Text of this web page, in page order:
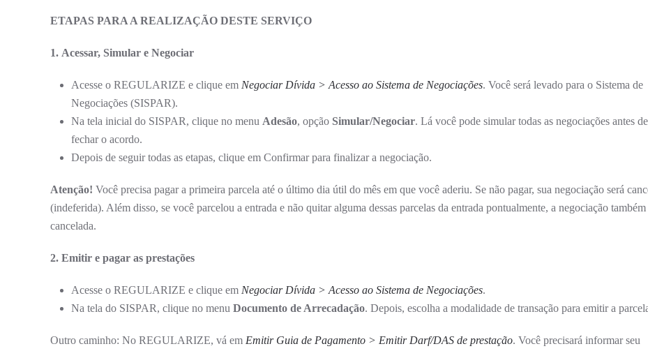
ETAPAS PARA A REALIZAÇÃO DESTE SERVIÇO
1. Acessar, Simular e Negociar
Acesse o REGULARIZE e clique em Negociar Dívida > Acesso ao Sistema de Negociações. Você será levado para o Sistema de
Negociações (SISPAR).
Na tela inicial do SISPAR, clique no menu Adesão, opção Simular/Negociar. Lá você pode simular todas as negociações antes de
fechar o acordo.
Depois de seguir todas as etapas, clique em Confirmar para finalizar a negociação.
Atenção! Você precisa pagar a primeira parcela até o último dia útil do mês em que você aderiu. Se não pagar, sua negociação será
(indeferida). Além disso, se você parcelou a entrada e não quitar alguma dessas parcelas da entrada pontualmente, a negociação também
cancelada.
2. Emitir e pagar as prestações
Acesse o REGULARIZE e clique em Negociar Dívida > Acesso ao Sistema de Negociações.
Na tela do SISPAR, clique no menu Documento de Arrecadação. Depois, escolha a modalidade de transação para emitir a
Outro caminho: No REGULARIZE, vá em Emitir Guia de Pagamento > Emitir Darf/DAS de prestação. Você precisará informar seu